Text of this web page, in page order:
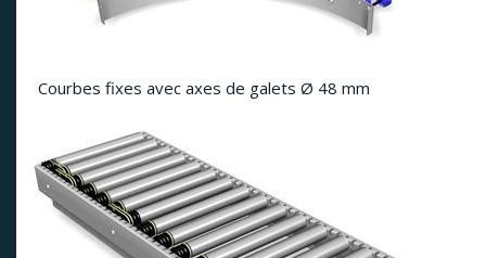
Courbes fixes avec axes de galets Ø 48 mm